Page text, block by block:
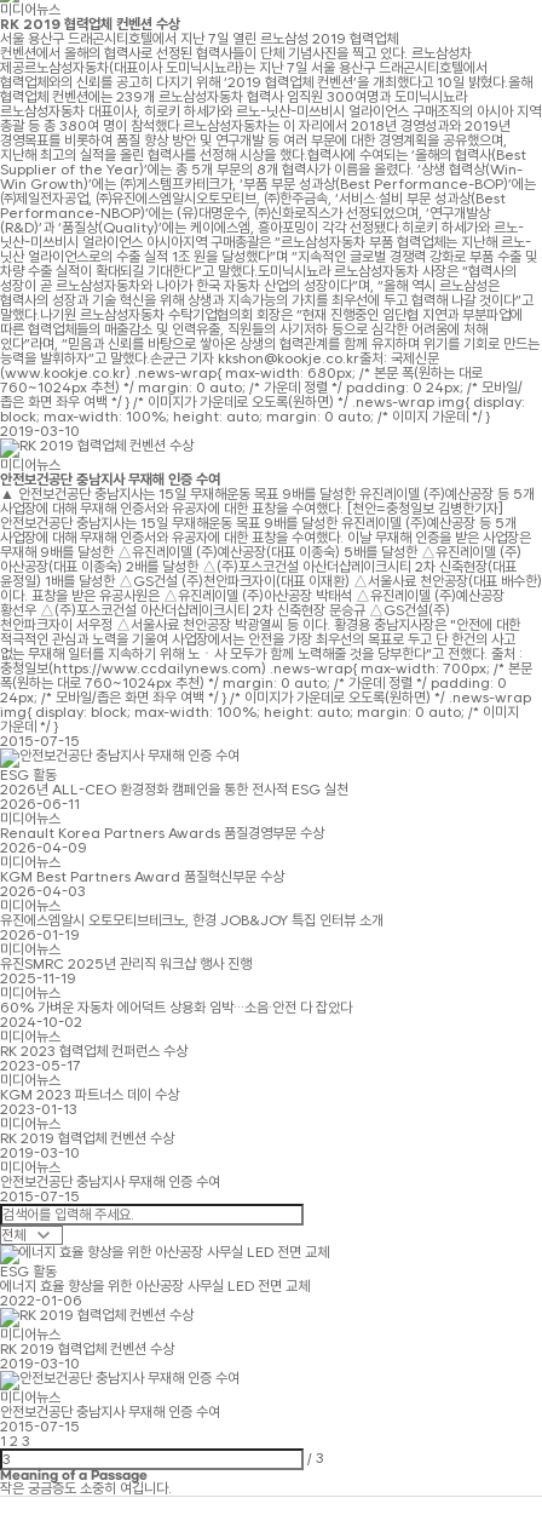
미디어뉴스
RK 2019 협력업체 컨벤션 수상
서울 용산구 드래곤시티호텔에서 지난 7일 열린 르노삼성 2019 협력업체
컨벤션에서 올해의 협력사로 선정된 협력사들이 단체 기념사진을 찍고 있다. 르노삼성차
제공르노삼성자동차(대표이사 도미닉시뇨라)는 지난 7일 서울 용산구 드래곤시티호텔에서
협력업체와의 신뢰를 공고히 다지기 위해 ‘2019 협력업체 컨벤션’을 개최했다고 10일 밝혔다.올해
협력업체 컨벤션에는 239개 르노삼성자동차 협력사 임직원 300여명과 도미닉시뇨라
르노삼성자동차 대표이사, 히로키 하세가와 르노-닛산-미쓰비시 얼라이언스 구매조직의 아시아 지역
총괄 등 총 380여 명이 참석했다.르노삼성자동차는 이 자리에서 2018년 경영성과와 2019년
경영목표를 비롯하여 품질 향상 방안 및 연구개발 등 여러 부문에 대한 경영계획을 공유했으며,
지난해 최고의 실적을 올린 협력사를 선정해 시상을 했다.협력사에 수여되는 ‘올해의 협력사(Best
Supplier of the Year)’에는 총 5개 부문의 8개 협력사가 이름을 올렸다. ‘상생 협력상(Win-
Win Growth)’에는 ㈜게스템프카테크가, ‘부품 부문 성과상(Best Performance-BOP)’에는
㈜제일전자공업, ㈜유진에스엠알시오토모티브, ㈜한주금속, ‘서비스·설비 부문 성과상(Best
Performance-NBOP)’에는 (유)대명운수, ㈜신화로직스가 선정되었으며, ‘연구개발상
(R&D)’과 ‘품질상(Quality)’에는 케이에스엠, 흥아포밍이 각각 선정됐다.히로키 하세가와 르노-
닛산-미쓰비시 얼라이언스 아시아지역 구매총괄은 “르노삼성자동차 부품 협력업체는 지난해 르노-
닛산 얼라이언스로의 수출 실적 1조 원을 달성했다”며 “지속적인 글로벌 경쟁력 강화로 부품 수출 및
차량 수출 실적이 확대되길 기대한다”고 말했다.도미닉시뇨라 르노삼성자동차 사장은 “협력사의
성장이 곧 르노삼성자동차와 나아가 한국 자동차 산업의 성장이다”며, “올해 역시 르노삼성은
협력사의 성장과 기술 혁신을 위해 상생과 지속가능의 가치를 최우선에 두고 협력해 나갈 것이다”고
말했다.나기원 르노삼성자동차 수탁기업협의회 회장은 “현재 진행중인 임단협 지연과 부분파업에
따른 협력업체들의 매출감소 및 인력유출, 직원들의 사기저하 등으로 심각한 어려움에 처해
있다”라며, “믿음과 신뢰를 바탕으로 쌓아온 상생의 협력관계를 함께 유지하며 위기를 기회로 만드는
능력을 발휘하자”고 말했다.손균근 기자 kkshon@kookje.co.kr출처: 국제신문
(www.kookje.co.kr) .news-wrap{ max-width: 680px; /* 본문 폭(원하는 대로
760~1024px 추천) */ margin: 0 auto; /* 가운데 정렬 */ padding: 0 24px; /* 모바일/
좁은 화면 좌우 여백 */ } /* 이미지가 가운데로 오도록(원하면) */ .news-wrap img{ display:
block; max-width: 100%; height: auto; margin: 0 auto; /* 이미지 가운데 */ }
2019-03-10
미디어뉴스
안전보건공단 충남지사 무재해 인증 수여
▲ 안전보건공단 충남지사는 15일 무재해운동 목표 9배를 달성한 유진레이델 (주)예산공장 등 5개
사업장에 대해 무재해 인증서와 유공자에 대한 표창을 수여했다. [천안=충청일보 김병한기자]
안전보건공단 충남지사는 15일 무재해운동 목표 9배를 달성한 유진레이델 (주)예산공장 등 5개
사업장에 대해 무재해 인증서와 유공자에 대한 표창을 수여했다. 이날 무재해 인증을 받은 사업장은
무재해 9배를 달성한 △유진레이델 (주)예산공장(대표 이종숙) 5배를 달성한 △유진레이델 (주)
아산공장(대표 이종숙) 2배를 달성한 △(주)포스코건설 아산더샵레이크시티 2차 신축현장(대표
윤정일) 1배를 달성한 △GS건설 (주)천안파크자이(대표 이재환) △서울사료 천안공장(대표 배수한)
이다. 표창을 받은 유공사원은 △유진레이델 (주)아산공장 박태석 △유진레이델 (주)예산공장
황선우 △(주)포스코건설 아산더샵레이크시티 2차 신축현장 문승규 △GS건설(주)
천안파크자이 서우정 △서울사료 천안공장 박광열씨 등 이다. 황경용 충남지사장은 "안전에 대한
적극적인 관심과 노력을 기울여 사업장에서는 안전을 가장 최우선의 목표로 두고 단 한건의 사고
없는 무재해 일터를 지속하기 위해 노ㆍ사 모두가 함께 노력해줄 것을 당부한다"고 전했다. 출처 :
충청일보(https://www.ccdailynews.com) .news-wrap{ max-width: 700px; /* 본문
폭(원하는 대로 760~1024px 추천) */ margin: 0 auto; /* 가운데 정렬 */ padding: 0
24px; /* 모바일/좁은 화면 좌우 여백 */ } /* 이미지가 가운데로 오도록(원하면) */ .news-wrap
img{ display: block; max-width: 100%; height: auto; margin: 0 auto; /* 이미지
가운데 */ }
2015-07-15
ESG 활동
2026년 ALL-CEO 환경정화 캠페인을 통한 전사적 ESG 실천
2026-06-11
미디어뉴스
Renault Korea Partners Awards 품질경영부문 수상
2026-04-09
미디어뉴스
KGM Best Partners Award 품질혁신부문 수상
2026-04-03
미디어뉴스
유진에스엠알시 오토모티브테크노, 한경 JOB&JOY 특집 인터뷰 소개
2026-01-19
미디어뉴스
유진SMRC 2025년 관리직 워크샵 행사 진행
2025-11-19
미디어뉴스
60% 가벼운 자동차 에어덕트 상용화 임박…소음·안전 다 잡았다
2024-10-02
미디어뉴스
RK 2023 협력업체 컨퍼런스 수상
2023-05-17
미디어뉴스
KGM 2023 파트너스 데이 수상
2023-01-13
미디어뉴스
RK 2019 협력업체 컨벤션 수상
2019-03-10
미디어뉴스
안전보건공단 충남지사 무재해 인증 수여
2015-07-15
ESG 활동
에너지 효율 향상을 위한 아산공장 사무실 LED 전면 교체
2022-01-06
미디어뉴스
RK 2019 협력업체 컨벤션 수상
2019-03-10
미디어뉴스
안전보건공단 충남지사 무재해 인증 수여
2015-07-15
1 2 3
/ 3
Meaning of a Passage
작은 궁금증도 소중히 여깁니다.